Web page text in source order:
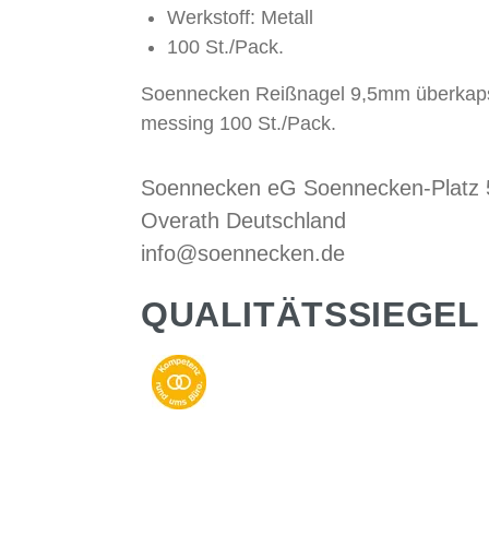
Werkstoff: Metall
100 St./Pack.
Soennecken Reißnagel 9,5mm
messing 100 St./Pack.
Soennecken eG Soennecken-Platz
Overath Deutschland
info@soennecken.de
QUALITÄTSSIEGEL